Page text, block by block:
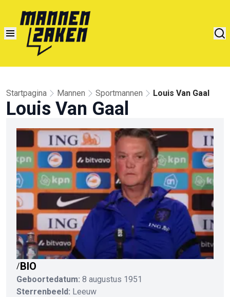
Startpagina Mannen Sportmannen Louis Van Gaal
Louis Van Gaal
/BIO
Geboortedatum: 8 augustus 1951
Sterrenbeeld: Leeuw